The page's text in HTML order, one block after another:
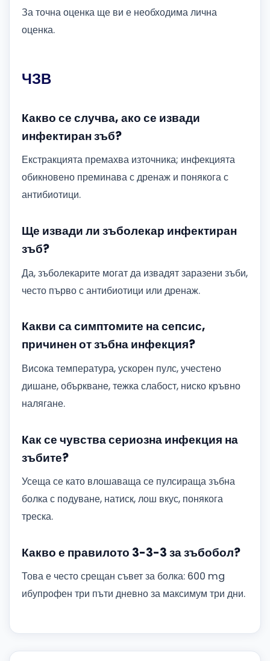
За точна оценка ще ви е необходима лична
оценка.
ЧЗВ
Какво се случва, ако се извади
инфектиран зъб?
Екстракцията премахва източника; инфекцията
обикновено преминава с дренаж и понякога с
антибиотици.
Ще извади ли зъболекар инфектиран
зъб?
Да, зъболекарите могат да извадят заразени зъби,
често първо с антибиотици или дренаж.
Какви са симптомите на сепсис,
причинен от зъбна инфекция?
Висока температура, ускорен пулс, учестено
дишане, объркване, тежка слабост, ниско кръвно
налягане.
Как се чувства сериозна инфекция на
зъбите?
Усеща се като влошаваща се пулсираща зъбна
болка с подуване, натиск, лош вкус, понякога
треска.
Какво е правилото 3-3-3 за зъбобол?
Това е често срещан съвет за болка: 600 mg
ибупрофен три пъти дневно за максимум три дни.